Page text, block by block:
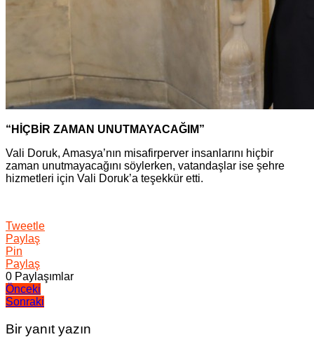
“HİÇBİR ZAMAN UNUTMAYACAĞIM”
Vali Doruk, Amasya’nın misafirperver insanlarını hiçbir
zaman unutmayacağını söylerken, vatandaşlar ise şehre
hizmetleri için Vali Doruk’a teşekkür etti.
Tweetle
Paylaş
Pin
Paylaş
0 Paylaşımlar
Yazı
gezinmesi
Önceki
Sonraki
Bir yanıt yazın